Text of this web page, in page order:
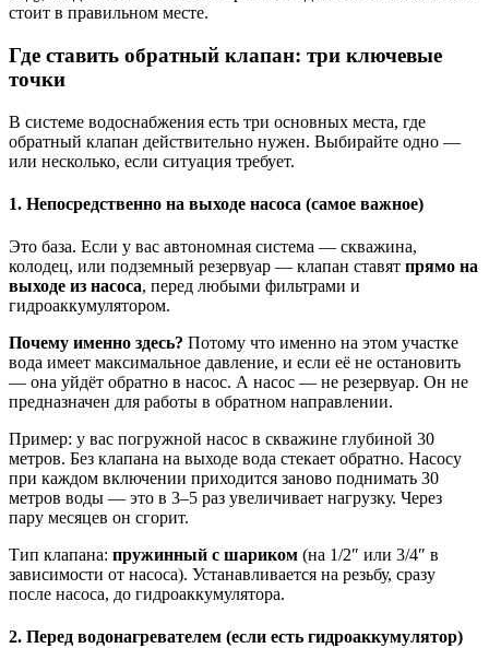
стоит в правильном месте.
Где ставить обратный клапан: три ключевые
точки
В системе водоснабжения есть три основных места, где
обратный клапан действительно нужен. Выбирайте одно —
или несколько, если ситуация требует.
1. Непосредственно на выходе насоса (самое важное)
Это база. Если у вас автономная система — скважина,
колодец, или подземный резервуар — клапан ставят прямо на
выходе из насоса, перед любыми фильтрами и
гидроаккумулятором.
Почему именно здесь? Потому что именно на этом участке
вода имеет максимальное давление, и если её не остановить
— она уйдёт обратно в насос. А насос — не резервуар. Он не
предназначен для работы в обратном направлении.
Пример: у вас погружной насос в скважине глубиной 30
метров. Без клапана на выходе вода стекает обратно. Насосу
при каждом включении приходится заново поднимать 30
метров воды — это в 3–5 раз увеличивает нагрузку. Через
пару месяцев он сгорит.
Тип клапана: пружинный с шариком (на 1/2″ или 3/4″ в
зависимости от насоса). Устанавливается на резьбу, сразу
после насоса, до гидроаккумулятора.
2. Перед водонагревателем (если есть гидроаккумулятор)